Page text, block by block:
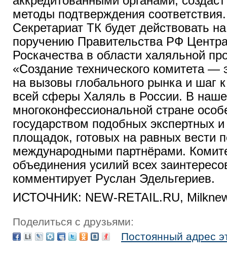
методы подтверждения соответствия.
Секретариат ТК будет действовать
поручению Правительства РФ
Роскачества в области халяльной
«Создание технического комитета —
на вызовы глобального рынка и шаг
всей сферы Халяль в России. В
многоконфессиональной стране
государством подобных экспертных
площадок, готовых на равных вести
международными партнёрами.
объединения усилий всех
комментирует Руслан Эдельгериев.
ИСТОЧНИК: NEW-RETAIL.RU,
Поделиться с друзьями:
Постоянный адрес